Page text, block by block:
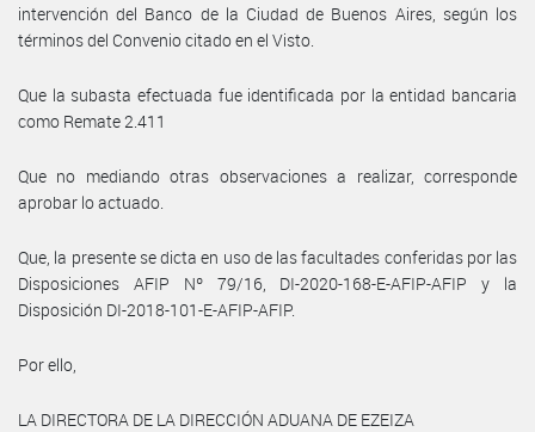
intervención del Banco de la Ciudad de Buenos Aires, según los
términos del Convenio citado en el Visto.
Que la subasta efectuada fue identificada por la entidad bancaria
como Remate 2.411
Que no mediando otras observaciones a realizar, corresponde
aprobar lo actuado.
Que, la presente se dicta en uso de las facultades conferidas por las
Disposiciones AFIP Nº 79/16, DI-2020-168-E-AFIP-AFIP y la
Disposición DI-2018-101-E-AFIP-AFIP.
Por ello,
LA DIRECTORA DE LA DIRECCIÓN ADUANA DE EZEIZA